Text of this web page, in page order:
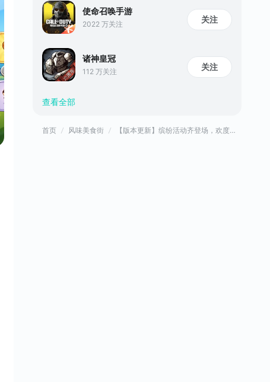
使命召唤手游
2022 万关注 关注
诸神皇冠
112 万关注 关注
查看全部
首页 风味美食街 【版本更新】缤纷活动齐登场，欢度国庆黄金假期